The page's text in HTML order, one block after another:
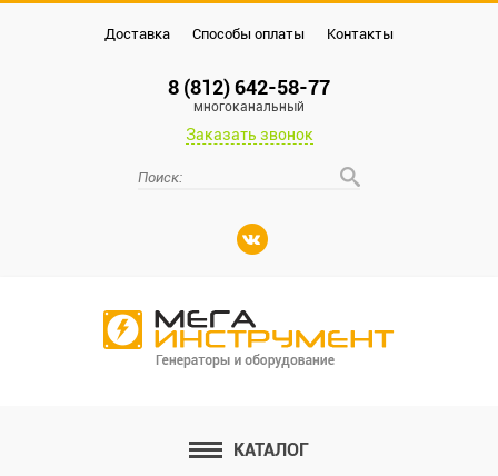
Доставка Способы оплаты Контакты
8 (812) 642-58-77
многоканальный
Заказать звонок
КАТАЛОГ